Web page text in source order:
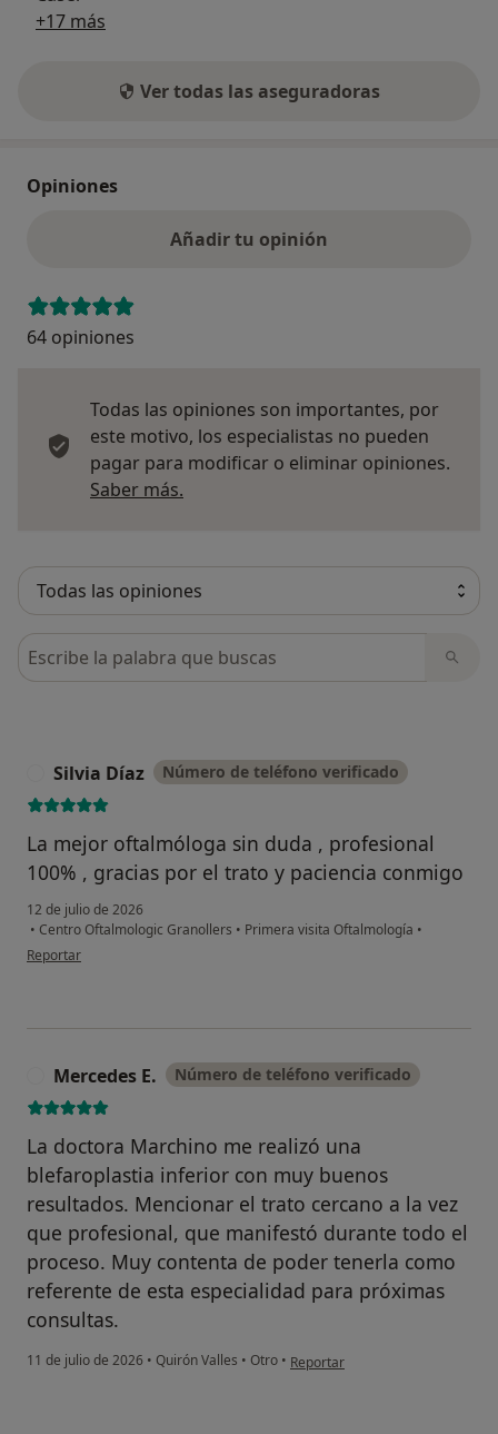
+17 más
Ver todas las aseguradoras
Opiniones
Añadir tu opinión
64 opiniones
Todas las opiniones son importantes, por
este motivo, los especialistas no pueden
pagar para modificar o eliminar opiniones.
Saber más.
Busca en opiniones
Silvia Díaz Número de teléfono verificado
La mejor oftalmóloga sin duda , profesional
100% , gracias por el trato y paciencia conmigo
12 de julio de 2026
• Centro Oftalmologic Granollers • Primera visita Oftalmología •
en opinión del usuario Silvia Díaz
Reportar
Mercedes E. Número de teléfono verificado
La doctora Marchino me realizó una
blefaroplastia inferior con muy buenos
resultados. Mencionar el trato cercano a la vez
que profesional, que manifestó durante todo el
proceso. Muy contenta de poder tenerla como
referente de esta especialidad para próximas
consultas.
11 de julio de 2026 • Quirón Valles • Otro • en opinión del usuario Mercedes
Reportar